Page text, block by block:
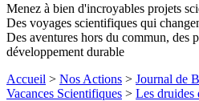
Menez à bien d'incroyables projets
Des voyages scientifiques qui
Des aventures hors du commun, des
développement durable
Accueil > Nos Actions > Journal de
Vacances Scientifiques > Les druides